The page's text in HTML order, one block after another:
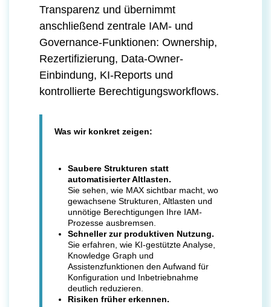
Transparenz und übernimmt
anschließend zentrale IAM- und
Governance-Funktionen: Ownership,
Rezertifizierung, Data-Owner-
Einbindung, KI-Reports und
kontrollierte Berechtigungsworkflows.
Was wir konkret zeigen:
Saubere Strukturen statt
automatisierter Altlasten.
Sie sehen, wie MAX sichtbar macht, wo
gewachsene Strukturen, Altlasten und
unnötige Berechtigungen Ihre IAM-
Prozesse ausbremsen.
Schneller zur produktiven Nutzung.
Sie erfahren, wie KI-gestützte Analyse,
Knowledge Graph und
Assistenzfunktionen den Aufwand für
Konfiguration und Inbetriebnahme
deutlich reduzieren.
Risiken früher erkennen.